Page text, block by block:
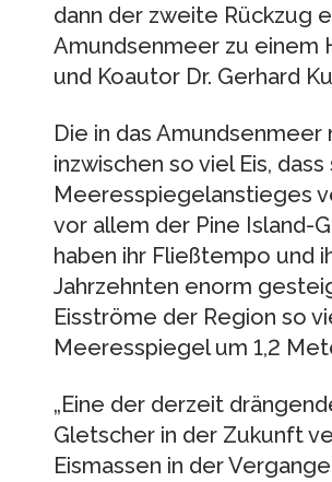
dann der zweite Rückzug
Amundsenmeer zu einem
und Koautor Dr. Gerhard
Die in das
inzwischen so viel Eis,
Meeresspiegelanstieges
vor allem der Pine Island-
haben ihr Fließtempo und
Jahrzehnten enorm
Eisströme der Region so
Meeresspiegel um 1,2
„Eine der derzeit
Gletscher in der Zukunft
Eismassen in der